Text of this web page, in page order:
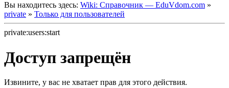
Вы находитесь здесь: Wiki: Справочник — EduVdom.com »
private » Только для пользователей
private:users:start
Доступ запрещён
Извините, у вас не хватает прав для этого действия.